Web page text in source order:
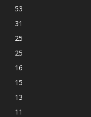
53
31
25
25
16
15
13
11